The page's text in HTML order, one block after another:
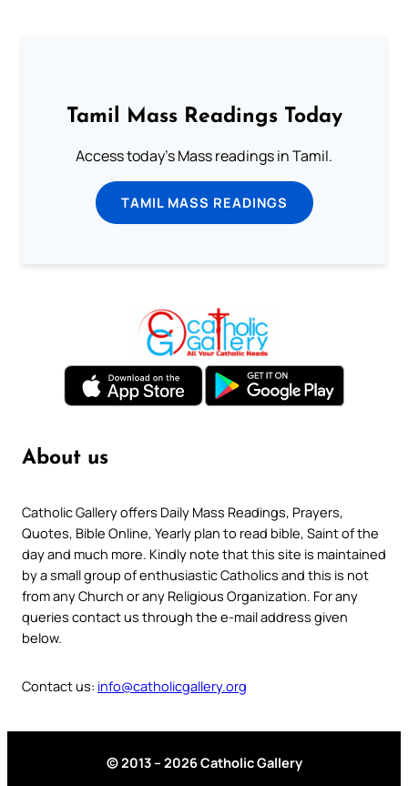
Tamil Mass Readings Today
Access today's Mass readings in Tamil.
TAMIL MASS READINGS
About us
Catholic Gallery offers Daily Mass Readings, Prayers,
Quotes, Bible Online, Yearly plan to read bible, Saint of the
day and much more. Kindly note that this site is maintained
by a small group of enthusiastic Catholics and this is not
from any Church or any Religious Organization. For any
queries contact us through the e-mail address given
below.
Contact us: info@catholicgallery.org
© 2013 – 2026 Catholic Gallery